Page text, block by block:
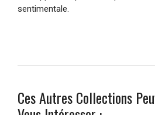
sentimentale.
Ces Autres Collections